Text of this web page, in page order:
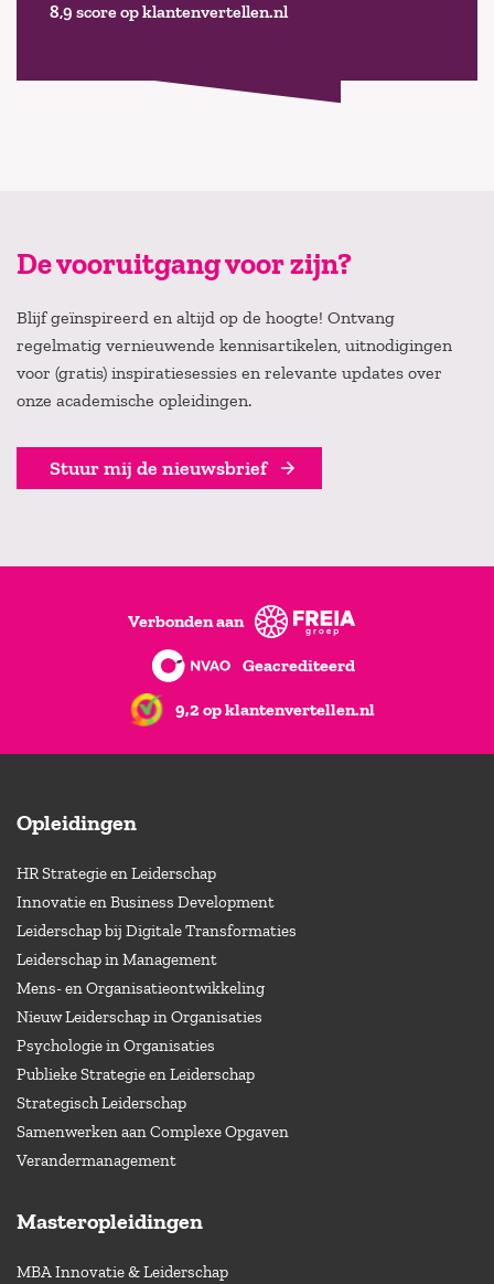
8,9 score op klantenvertellen.nl
De vooruitgang voor zijn?
Blijf geïnspireerd en altijd op de hoogte! Ontvang
regelmatig vernieuwende kennisartikelen, uitnodigingen
voor (gratis) inspiratiesessies en relevante updates over
onze academische opleidingen.
Stuur mij de nieuwsbrief
Verbonden aan
Geacrediteerd
9,2 op klantenvertellen.nl
Opleidingen
HR Strategie en Leiderschap
Innovatie en Business Development
Leiderschap bij Digitale Transformaties
Leiderschap in Management
Mens- en Organisatieontwikkeling
Nieuw Leiderschap in Organisaties
Psychologie in Organisaties
Publieke Strategie en Leiderschap
Strategisch Leiderschap
Samenwerken aan Complexe Opgaven
Verandermanagement
Masteropleidingen
MBA Innovatie & Leiderschap